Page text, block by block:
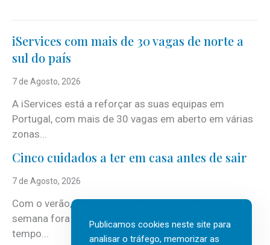
iServices com mais de 30 vagas de norte a
sul do país
7 de Agosto, 2026
A iServices está a reforçar as suas equipas em
Portugal, com mais de 30 vagas em aberto em várias
zonas...
Cinco cuidados a ter em casa antes de sair
7 de Agosto, 2026
Com o verão, chegam também as férias, os fins-de-
semana fora e os dias em que a casa fica mais
tempo...
Publicamos cookies neste site para
analisar o tráfego, memorizar as